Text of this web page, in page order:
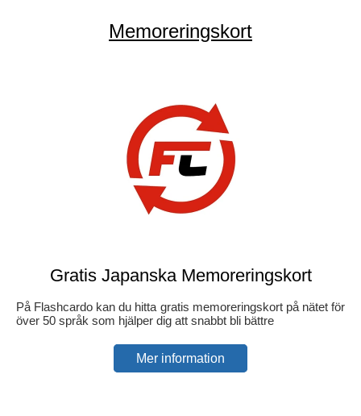
Memoreringskort
Gratis Japanska Memoreringskort
På Flashcardo kan du hitta gratis memoreringskort på nätet för
över 50 språk som hjälper dig att snabbt bli bättre
Mer information